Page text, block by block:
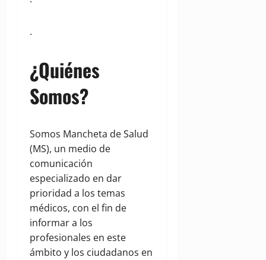
.
¿Quiénes
Somos?
Somos Mancheta de Salud
(MS), un medio de
comunicación
especializado en dar
prioridad a los temas
médicos, con el fin de
informar a los
profesionales en este
ámbito y los ciudadanos en